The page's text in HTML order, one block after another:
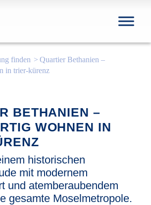
finden
Quartier Bethanien –
in trier-kürenz
BETHANIEN –
WOHNEN IN
historischen
mit modernem
und atemberaubendem
gesamte Moselmetropole.